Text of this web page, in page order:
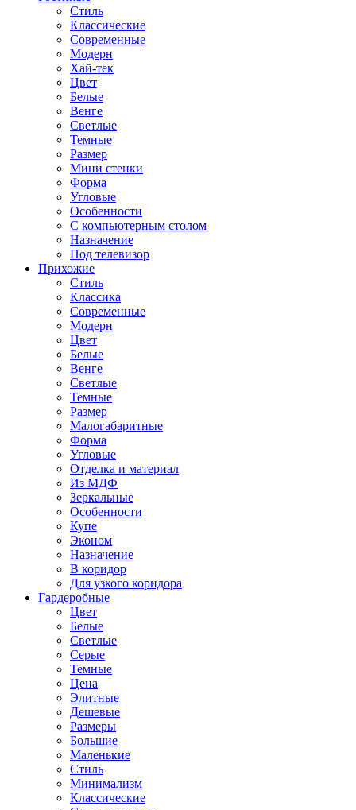
Стиль
Классические
Современные
Модерн
Хай-тек
Цвет
Белые
Венге
Светлые
Темные
Размер
Мини стенки
Форма
Угловые
Особенности
С компьютерным столом
Назначение
Под телевизор
Прихожие
Стиль
Классика
Современные
Модерн
Цвет
Белые
Венге
Светлые
Темные
Размер
Малогабаритные
Форма
Угловые
Отделка и материал
Из МДФ
Зеркальные
Особенности
Купе
Эконом
Назначение
В коридор
Для узкого коридора
Гардеробные
Цвет
Белые
Светлые
Серые
Темные
Цена
Элитные
Дешевые
Размеры
Большие
Маленькие
Стиль
Минимализм
Классические